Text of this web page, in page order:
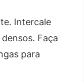
Intercale
Faça
para